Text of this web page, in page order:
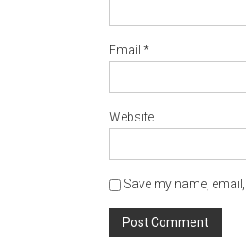
Email *
Website
Save my name,